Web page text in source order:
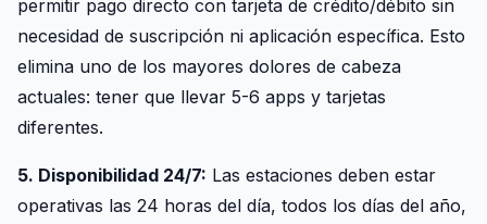
permitir pago directo con tarjeta de crédito/débito sin
necesidad de suscripción ni aplicación específica. Esto
elimina uno de los mayores dolores de cabeza
actuales: tener que llevar 5-6 apps y tarjetas
diferentes.
5. Disponibilidad 24/7: Las estaciones deben estar
operativas las 24 horas del día, todos los días del año,